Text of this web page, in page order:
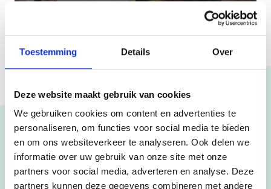
Toestemming Details Over
Deze website maakt gebruik van cookies
We gebruiken cookies om content en advertenties te
personaliseren, om functies voor social media te bieden
en om ons websiteverkeer te analyseren. Ook delen we
informatie over uw gebruik van onze site met onze
partners voor social media, adverteren en analyse. Deze
partners kunnen deze gegevens combineren met andere
Scholen
CSB